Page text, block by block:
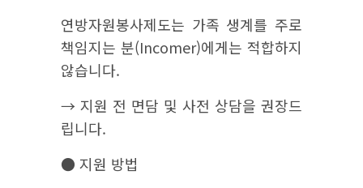
연방자원봉사제도는 가족 생계를 주로
책임지는 분(Incomer)에게는 적합하지
않습니다.
→ 지원 전 면담 및 사전 상담을 권장드
립니다.
● 지원 방법